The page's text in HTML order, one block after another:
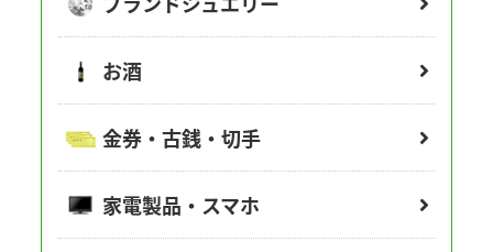
お酒
金券・古銭・切手
家電製品・スマホ